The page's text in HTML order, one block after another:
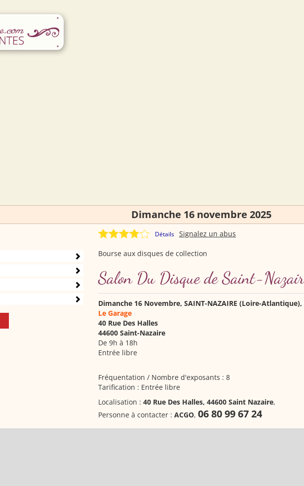
Dimanche 16 novembre 2025
Détails Signalez un abus
Bourse aux disques de collection
Salon Du Disque de Saint-
Dimanche 16 Novembre, SAINT-NAZAIRE (Loire-Atlantique),
Le Garage
40 Rue Des Halles
44600 Saint-Nazaire
De 9h à 18h
Entrée libre
Fréquentation / Nombre d'exposants : 8
Tarification : Entrée libre
Localisation : 40 Rue Des Halles, 44600 Saint Nazaire,
Personne à contacter : ACGO, 06 80 99 67 24